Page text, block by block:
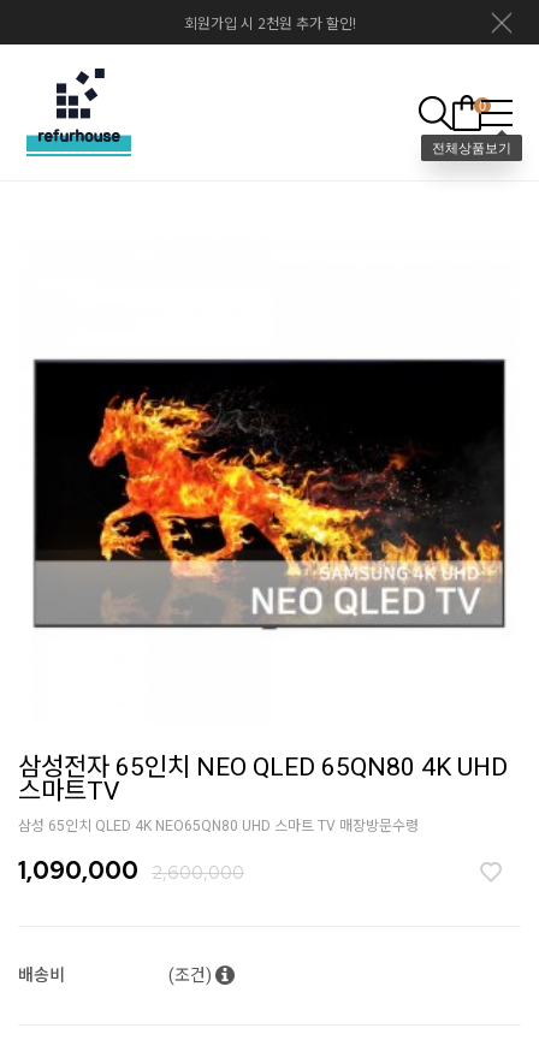
회원가입 시 2천원 추가 할인!
0
삼성전자 65인치 NEO QLED 65QN80 4K UHD
스마트TV
삼성 65인치 QLED 4K NEO65QN80 UHD 스마트 TV 매장방문수령
1,090,000 2,600,000
배송비 (조건)